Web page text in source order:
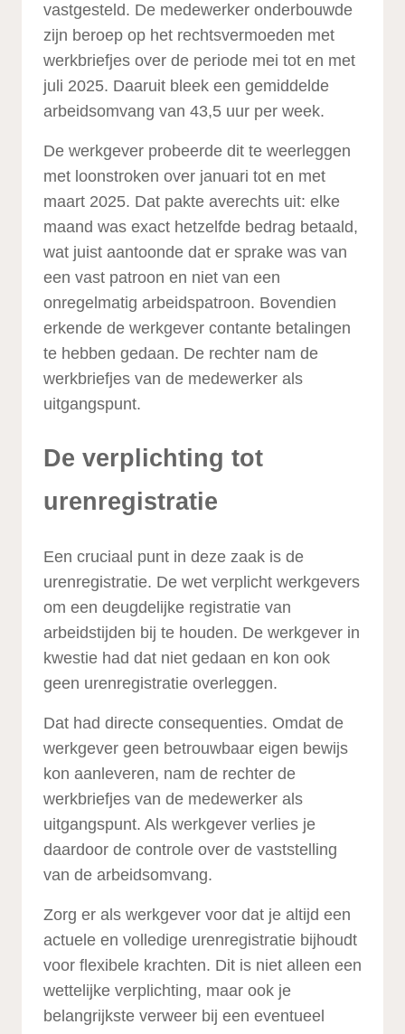
vastgesteld. De medewerker onderbouwde
zijn beroep op het rechtsvermoeden met
werkbriefjes over de periode mei tot en met
juli 2025. Daaruit bleek een gemiddelde
arbeidsomvang van 43,5 uur per week.
De werkgever probeerde dit te weerleggen
met loonstroken over januari tot en met
maart 2025. Dat pakte averechts uit: elke
maand was exact hetzelfde bedrag betaald,
wat juist aantoonde dat er sprake was van
een vast patroon en niet van een
onregelmatig arbeidspatroon. Bovendien
erkende de werkgever contante betalingen
te hebben gedaan. De rechter nam de
werkbriefjes van de medewerker als
uitgangspunt.
De verplichting tot
urenregistratie
Een cruciaal punt in deze zaak is de
urenregistratie. De wet verplicht werkgevers
om een deugdelijke registratie van
arbeidstijden bij te houden. De werkgever in
kwestie had dat niet gedaan en kon ook
geen urenregistratie overleggen.
Dat had directe consequenties. Omdat de
werkgever geen betrouwbaar eigen bewijs
kon aanleveren, nam de rechter de
werkbriefjes van de medewerker als
uitgangspunt. Als werkgever verlies je
daardoor de controle over de vaststelling
van de arbeidsomvang.
Zorg er als werkgever voor dat je altijd een
actuele en volledige urenregistratie bijhoudt
voor flexibele krachten. Dit is niet alleen een
wettelijke verplichting, maar ook je
belangrijkste verweer bij een eventueel